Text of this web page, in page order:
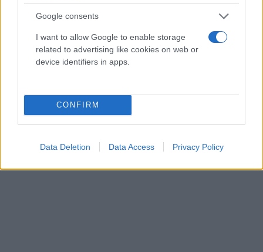
Google consents
I want to allow Google to enable storage
related to advertising like cookies on web or
device identifiers in apps.
CONFIRM
Data Deletion Data Access Privacy Policy